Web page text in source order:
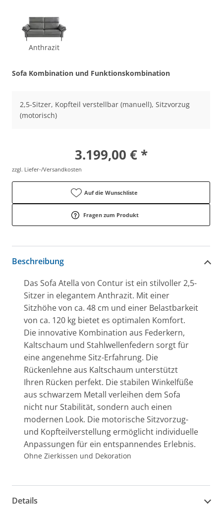
Anthrazit
Sofa Kombination und Funktionskombination
2,5-Sitzer, Kopfteil verstellbar (manuell), Sitzvorzug
(motorisch)
3.199,00 € *
zzgl. Liefer-/Versandkosten
Auf die Wunschliste
Fragen zum Produkt
Beschreibung
Das Sofa Atella von Contur ist ein stilvoller 2,5-
Sitzer in elegantem Anthrazit. Mit einer
Sitzhöhe von ca. 48 cm und einer Belastbarkeit
von ca. 120 kg bietet es optimalen Komfort.
Die innovative Kombination aus Federkern,
Kaltschaum und Stahlwellenfedern sorgt für
eine angenehme Sitz-Erfahrung. Die
Rückenlehne aus Kaltschaum unterstützt
Ihren Rücken perfekt. Die stabilen Winkelfüße
aus schwarzem Metall verleihen dem Sofa
nicht nur Stabilität, sondern auch einen
modernen Look. Die motorische Sitzvorzug-
und Kopfteilverstellung ermöglicht individuelle
Anpassungen für ein entspannendes Erlebnis.
Ohne Zierkissen und Dekoration
Details